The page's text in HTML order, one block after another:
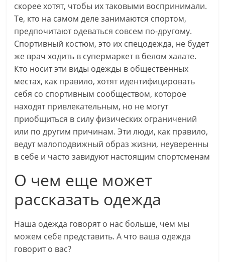
скорее хотят, чтобы их таковыми воспринимали.
Те, кто на самом деле занимаются спортом,
предпочитают одеваться совсем по-другому.
Спортивный костюм, это их спецодежда, не будет
же врач ходить в супермаркет в белом халате.
Кто носит эти виды одежды в общественных
местах, как правило, хотят идентифицировать
себя со спортивным сообществом, которое
находят привлекательным, но не могут
приобщиться в силу физических ограничений
или по другим причинам. Эти люди, как правило,
ведут малоподвижный образ жизни, неуверенны
в себе и часто завидуют настоящим спортсменам
О чем еще может
рассказать одежда
Наша одежда говорят о нас больше, чем мы
можем себе представить. А что ваша одежда
говорит о вас?